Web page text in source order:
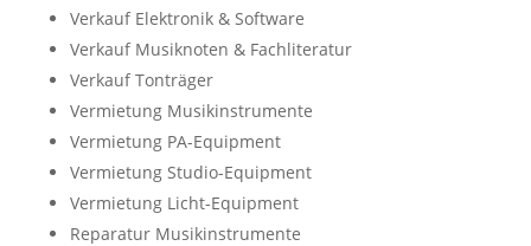
Verkauf Elektronik & Software
Verkauf Musiknoten & Fachliteratur
Verkauf Tonträger
Vermietung Musikinstrumente
Vermietung PA-Equipment
Vermietung Studio-Equipment
Vermietung Licht-Equipment
Reparatur Musikinstrumente